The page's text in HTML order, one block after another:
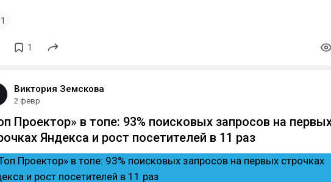
1
1
Виктория Земскова
2 февр
Проектор» в топе: 93% поисковых запросов на
Яндекса и рост посетителей в 11 раз